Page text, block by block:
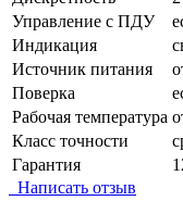
Управление с ПДУ
Индикация
Источник питания
Поверка
Рабочая температура
Класс точности
Гарантия
Написать отзыв